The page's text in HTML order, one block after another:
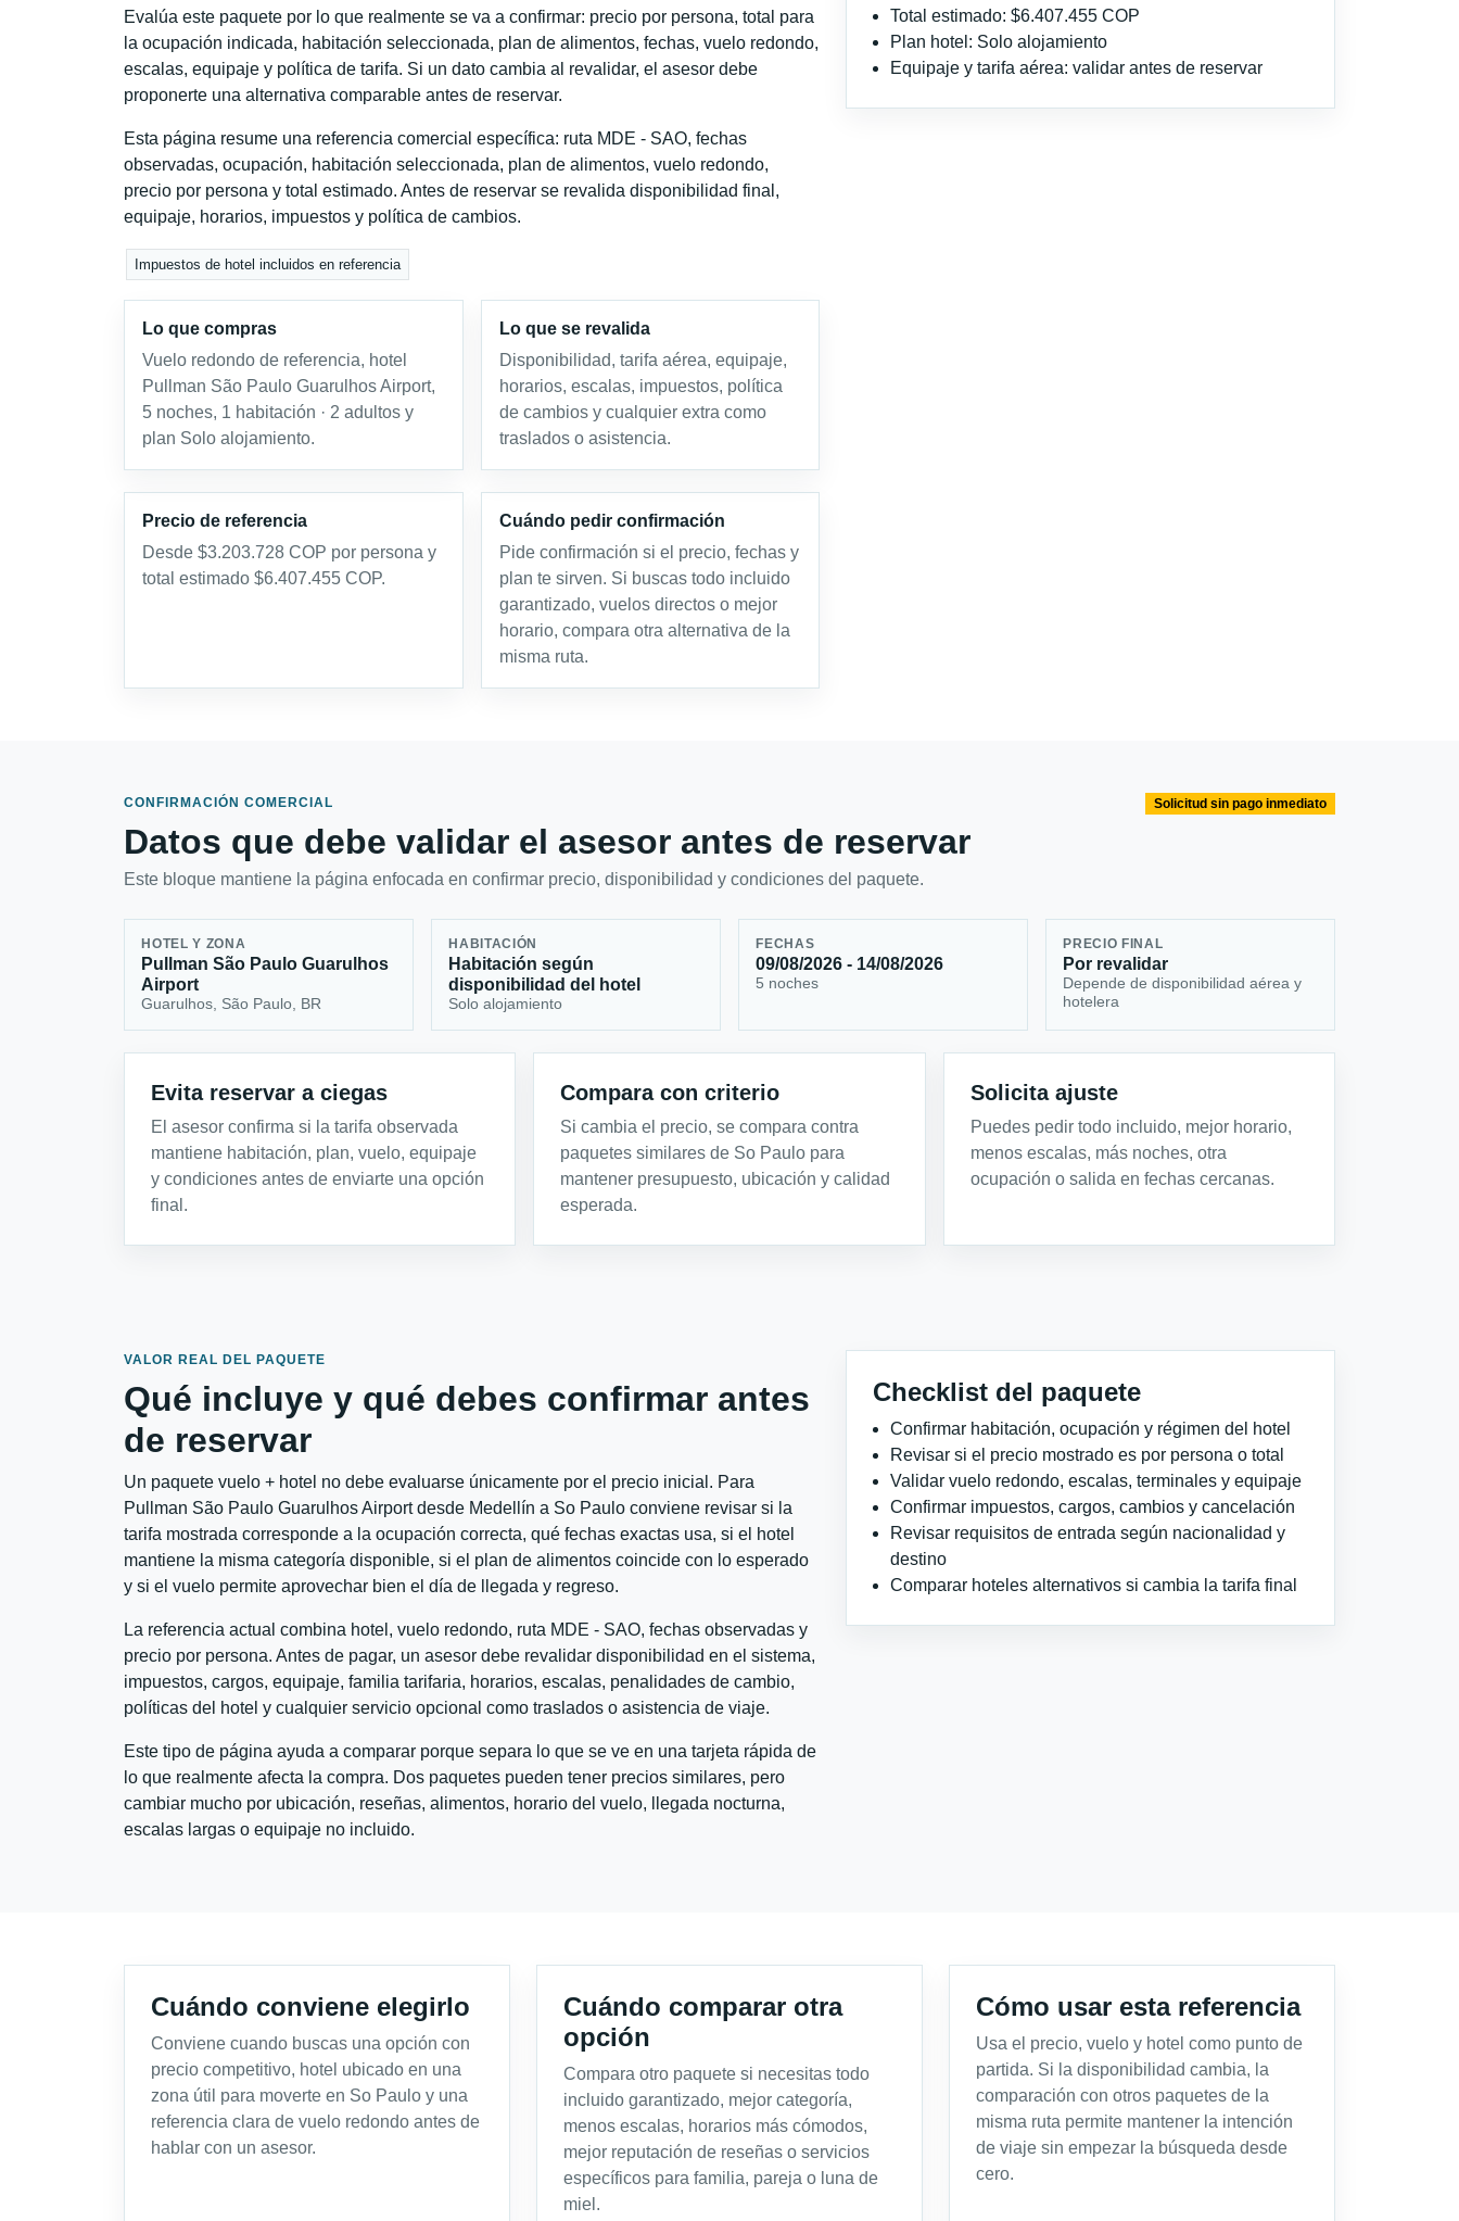
Evalúa este paquete por lo que realmente se va a confirmar: precio por persona, total para
la ocupación indicada, habitación seleccionada, plan de alimentos, fechas, vuelo redondo,
escalas, equipaje y política de tarifa. Si un dato cambia al revalidar, el asesor debe
proponerte una alternativa comparable antes de reservar.
Esta página resume una referencia comercial específica: ruta MDE - SAO, fechas
observadas, ocupación, habitación seleccionada, plan de alimentos, vuelo redondo,
precio por persona y total estimado. Antes de reservar se revalida disponibilidad final,
equipaje, horarios, impuestos y política de cambios.
Impuestos de hotel incluidos en referencia
Lo que compras
Vuelo redondo de referencia, hotel
Pullman São Paulo Guarulhos Airport,
5 noches, 1 habitación · 2 adultos y
plan Solo alojamiento.
Lo que se revalida
Disponibilidad, tarifa aérea, equipaje,
horarios, escalas, impuestos, política
de cambios y cualquier extra como
traslados o asistencia.
Precio de referencia
Desde $3.203.728 COP por persona y
total estimado $6.407.455 COP.
Cuándo pedir confirmación
Pide confirmación si el precio, fechas y
plan te sirven. Si buscas todo incluido
garantizado, vuelos directos o mejor
horario, compara otra alternativa de la
misma ruta.
Total estimado: $6.407.455 COP
Plan hotel: Solo alojamiento
Equipaje y tarifa aérea: validar antes de reservar
CONFIRMACIÓN COMERCIAL
Datos que debe validar el asesor antes de reservar
Este bloque mantiene la página enfocada en confirmar precio, disponibilidad y condiciones del paquete.
Solicitud sin pago inmediato
HOTEL Y ZONA
Pullman São Paulo Guarulhos
Airport
Guarulhos, São Paulo, BR
HABITACIÓN
Habitación según
disponibilidad del hotel
Solo alojamiento
FECHAS
09/08/2026 - 14/08/2026
5 noches
PRECIO FINAL
Por revalidar
Depende de disponibilidad aérea y
hotelera
Evita reservar a ciegas
El asesor confirma si la tarifa observada
mantiene habitación, plan, vuelo, equipaje
y condiciones antes de enviarte una opción
final.
Compara con criterio
Si cambia el precio, se compara contra
paquetes similares de So Paulo para
mantener presupuesto, ubicación y calidad
esperada.
Solicita ajuste
Puedes pedir todo incluido, mejor horario,
menos escalas, más noches, otra
ocupación o salida en fechas cercanas.
VALOR REAL DEL PAQUETE
Qué incluye y qué debes confirmar antes
de reservar
Un paquete vuelo + hotel no debe evaluarse únicamente por el precio inicial. Para
Pullman São Paulo Guarulhos Airport desde Medellín a So Paulo conviene revisar si la
tarifa mostrada corresponde a la ocupación correcta, qué fechas exactas usa, si el hotel
mantiene la misma categoría disponible, si el plan de alimentos coincide con lo esperado
y si el vuelo permite aprovechar bien el día de llegada y regreso.
La referencia actual combina hotel, vuelo redondo, ruta MDE - SAO, fechas observadas y
precio por persona. Antes de pagar, un asesor debe revalidar disponibilidad en el sistema,
impuestos, cargos, equipaje, familia tarifaria, horarios, escalas, penalidades de cambio,
políticas del hotel y cualquier servicio opcional como traslados o asistencia de viaje.
Este tipo de página ayuda a comparar porque separa lo que se ve en una tarjeta rápida de
lo que realmente afecta la compra. Dos paquetes pueden tener precios similares, pero
cambiar mucho por ubicación, reseñas, alimentos, horario del vuelo, llegada nocturna,
escalas largas o equipaje no incluido.
Checklist del paquete
Confirmar habitación, ocupación y régimen del hotel
Revisar si el precio mostrado es por persona o total
Validar vuelo redondo, escalas, terminales y equipaje
Confirmar impuestos, cargos, cambios y cancelación
Revisar requisitos de entrada según nacionalidad y
destino
Comparar hoteles alternativos si cambia la tarifa final
Cuándo conviene elegirlo
Conviene cuando buscas una opción con
precio competitivo, hotel ubicado en una
zona útil para moverte en So Paulo y una
referencia clara de vuelo redondo antes de
hablar con un asesor.
Cuándo comparar otra
opción
Compara otro paquete si necesitas todo
incluido garantizado, mejor categoría,
menos escalas, horarios más cómodos,
mejor reputación de reseñas o servicios
específicos para familia, pareja o luna de
miel.
Cómo usar esta referencia
Usa el precio, vuelo y hotel como punto de
partida. Si la disponibilidad cambia, la
comparación con otros paquetes de la
misma ruta permite mantener la intención
de viaje sin empezar la búsqueda desde
cero.